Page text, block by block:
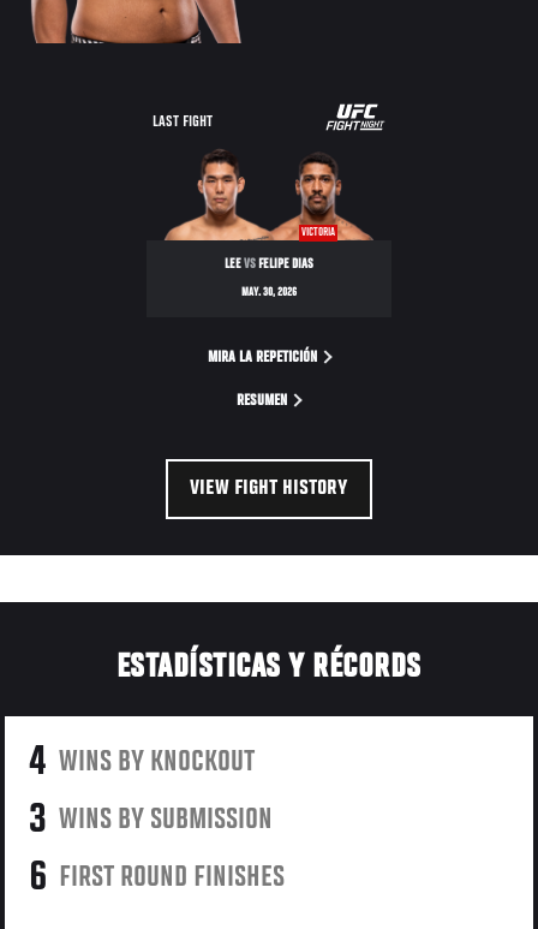
LAST FIGHT
VICTORIA
LEEVSFELIPE DIAS
MAY. 30, 2026
MIRA LA REPETICIÓN
RESUMEN
VIEW FIGHT HISTORY
ESTADÍSTICAS Y RÉCORDS
4 WINS BY KNOCKOUT
3 WINS BY SUBMISSION
6 FIRST ROUND FINISHES